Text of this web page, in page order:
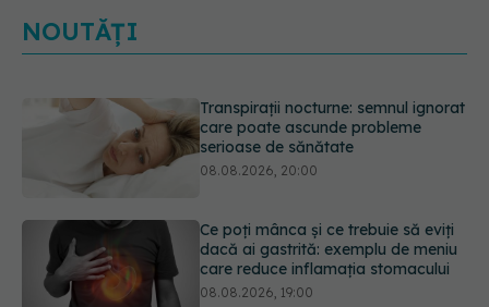
NOUTĂȚI
Ce poți mânca și ce trebuie să eviți
dacă ai gastrită: exemplu de meniu
care reduce inflamația stomacului
08.08.2026, 19:00
Microplasticele pot traversa bariera
placentară și modifica hormonii
08.08.2026, 18:00